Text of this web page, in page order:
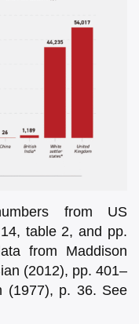
from US
table 2, and pp.
from Maddison
(2012), pp. 401–
(1977), p. 36. See